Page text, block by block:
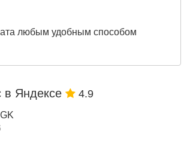
любым удобным способом
в Яндексе 4.9